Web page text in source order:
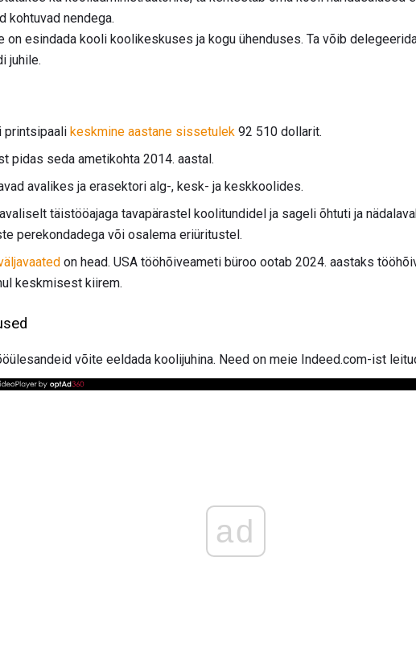
kohtuvad nendega.
on esindada kooli koolikeskuses ja kogu ühenduses. Ta võib
juhile.
printsipaali keskmine aastane sissetulek 92 510 dollarit.
pidas seda ametikohta 2014. aastal.
avalikes ja erasektori alg-, kesk- ja keskkoolides.
täistööajaga tavapärastel koolitundidel ja sageli õhtuti ja
perekondadega või osalema eriüritustel.
on head. USA tööhõiveameti büroo ootab 2024. aastaks
keskmisest kiirem.
võite eeldada koolijuhina. Need on meie Indeed.com-ist
ad